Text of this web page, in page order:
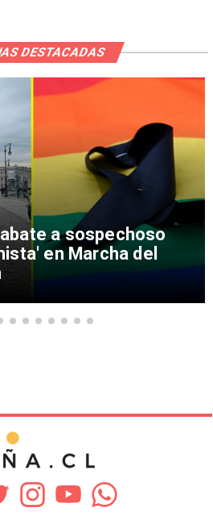
a sospechoso
en Marcha del
DESTACADAS